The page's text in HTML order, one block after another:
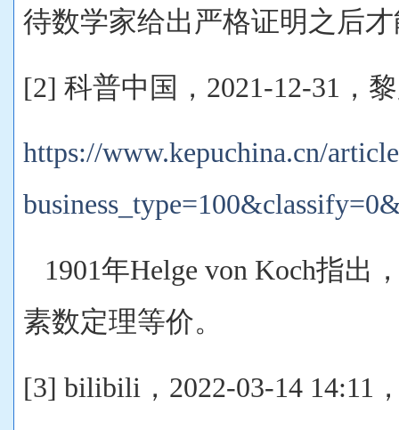
待数学家给出严格证明之后
[2] 科普中国，2021-12-31，
https://www.kepuchina.cn/
1901年Helge von Koch指出
素数定理等价。
[3] bilibili，2022-03-14 14:11